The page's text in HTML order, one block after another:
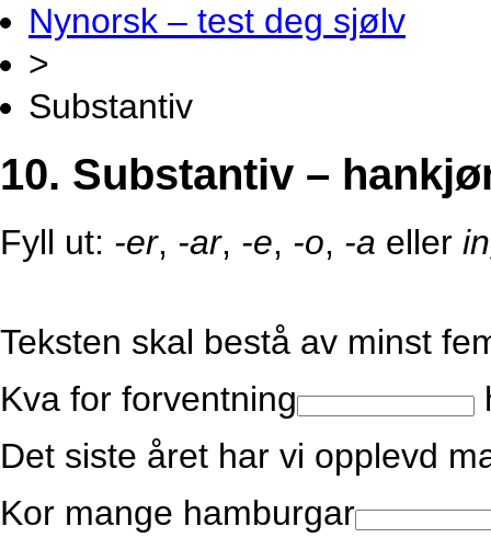
Nynorsk – test deg sjølv
>
Substantiv
10. Substantiv –
Fyll ut: -er, -ar, -e, -o, -a eller
Teksten skal bestå av minst
Kva for forventning
Det siste året har vi opplevd
Kor mange hamburgar